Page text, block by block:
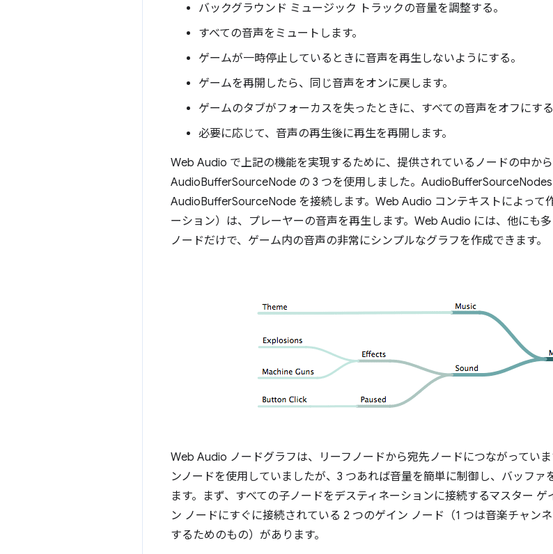
バックグラウンド ミュージック トラックの音量を調整する。
すべての音声をミュートします。
ゲームが一時停止しているときに音声を再生しないようにする。
ゲームを再開したら、同じ音声をオンに戻します。
ゲームのタブがフォーカスを失ったときに、すべての音声をオフにする
必要に応じて、音声の再生後に再生を再開します。
Web Audio で上記の機能を実現するために、提供されているノードの中か
AudioBufferSourceNode の 3 つを使用しました。AudioBufferSourceNodes
AudioBufferSourceNode を接続します。Web Audio コンテキストによって
ーション）は、プレーヤーの音声を再生します。Web Audio には、他にも
ノードだけで、ゲーム内の音声の非常にシンプルなグラフを作成できます。
Web Audio ノードグラフは、リーフノードから宛先ノードにつながってい
ンノードを使用していましたが、3 つあれば音量を簡単に制御し、バッフ
ます。まず、すべての子ノードをデスティネーションに接続するマスター
ン ノードにすぐに接続されている 2 つのゲイン ノード（1 つは音楽チャン
するためのもの）があります。